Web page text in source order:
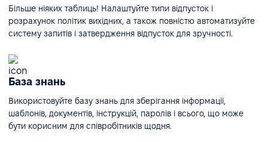
Більше ніяких таблиць! Налаштуйте типи відпусток і
розрахунок політик вихідних, а також повністю автоматизуйте
систему запитів і затвердження відпусток для зручності.
База знань
Використовуйте базу знань для зберігання інформації,
шаблонів, документів, інструкцій, паролів і всього, що може
бути корисним для співробітників щодня.